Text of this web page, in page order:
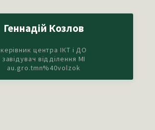
Геннадій Козлов
керівник центра ІКТ і ДО
завідувач відділення МІ
au.gro.tmn%40volzok